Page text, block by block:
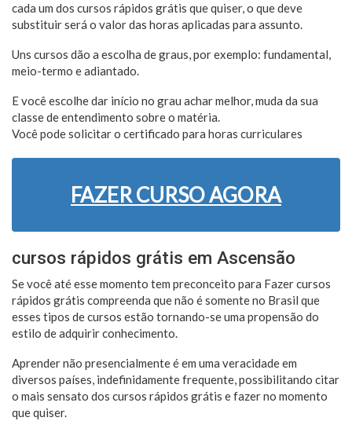
cada um dos cursos rápidos grátis que quiser, o que deve
substituir será o valor das horas aplicadas para assunto.
Uns cursos dão a escolha de graus, por exemplo: fundamental,
meio-termo e adiantado.
E você escolhe dar início no grau achar melhor, muda da sua
classe de entendimento sobre o matéria.
Você pode solicitar o certificado para horas curriculares
FAZER CURSO AGORA
cursos rápidos grátis em Ascensão
Se você até esse momento tem preconceito para Fazer cursos
rápidos grátis compreenda que não é somente no Brasil que
esses tipos de cursos estão tornando-se uma propensão do
estilo de adquirir conhecimento.
Aprender não presencialmente é em uma veracidade em
diversos países, indefinidamente frequente, possibilitando citar
o mais sensato dos cursos rápidos grátis e fazer no momento
que quiser.